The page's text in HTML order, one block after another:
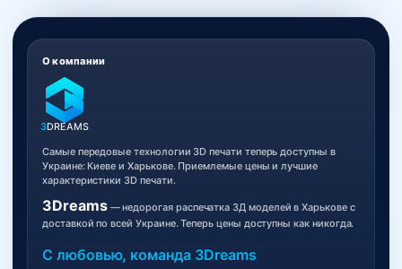
О компании
3DREAMS
Самые передовые технологии 3D печати теперь доступны в
Украине: Киеве и Харькове. Приемлемые цены и лучшие
характеристики 3D печати.
3Dreams— недорогая распечатка 3Д моделей в Харькове с
доставкой по всей Украине. Теперь цены доступны как никогда.
С любовью, команда 3Dreams